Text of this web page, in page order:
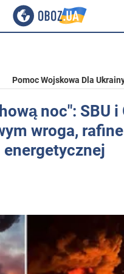
Pomoc Wojskowa Dla
noc": SBU
wroga,